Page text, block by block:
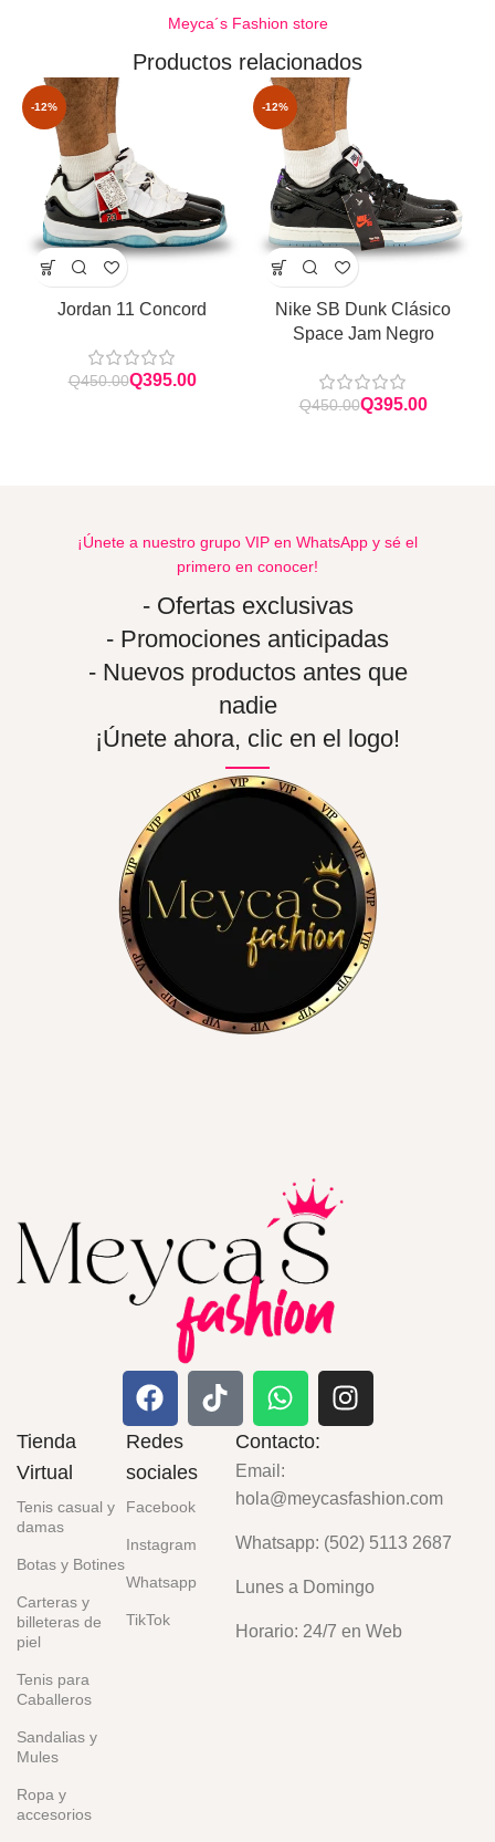
Meyca´s Fashion store
Productos relacionados
-12%
Jordan 11 Concord
Q450.00Q395.00
-12%
Nike SB Dunk Clásico
Space Jam Negro
Q450.00Q395.00
¡Únete a nuestro grupo VIP en WhatsApp y sé el
primero en conocer!
- Ofertas exclusivas
- Promociones anticipadas
- Nuevos productos antes que
nadie
¡Únete ahora, clic en el logo!
Tienda
Virtual
Tenis casual y
damas
Botas y Botines
Carteras y
billeteras de
piel
Tenis para
Caballeros
Sandalias y
Mules
Ropa y
accesorios
Redes
sociales
Facebook
Instagram
Whatsapp
TikTok
Contacto:
Email:
hola@meycasfashion.com
Whatsapp: (502) 5113 2687
Lunes a Domingo
Horario: 24/7 en Web